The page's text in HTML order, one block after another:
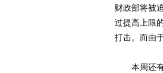
财政部将被
过提高上限
打击。而由
本周还有